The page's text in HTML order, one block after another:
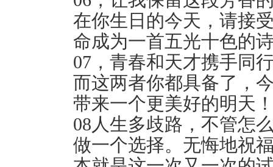
在你生日的今天，请接
命成为一首五光十色的
07，青春和天才携手同
而这两者你都具备了，
带来一个更美好的明天
08人生多歧路，不管怎
做一个选择。无悔地祝